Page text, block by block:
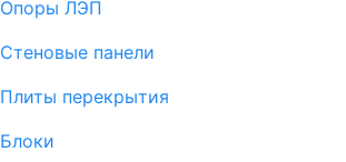
Опоры ЛЭП
Стеновые панели
Плиты перекрытия
Блоки